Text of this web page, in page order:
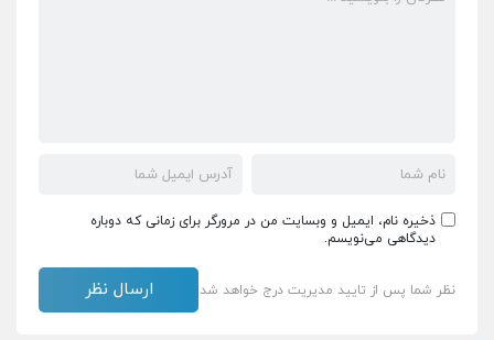
ذخیره نام، ایمیل و وبسایت من در مرورگر برای زمانی که دوباره
دیدگاهی می‌نویسم.
نظر شما پس از تایید مدیریت درج خواهد شد